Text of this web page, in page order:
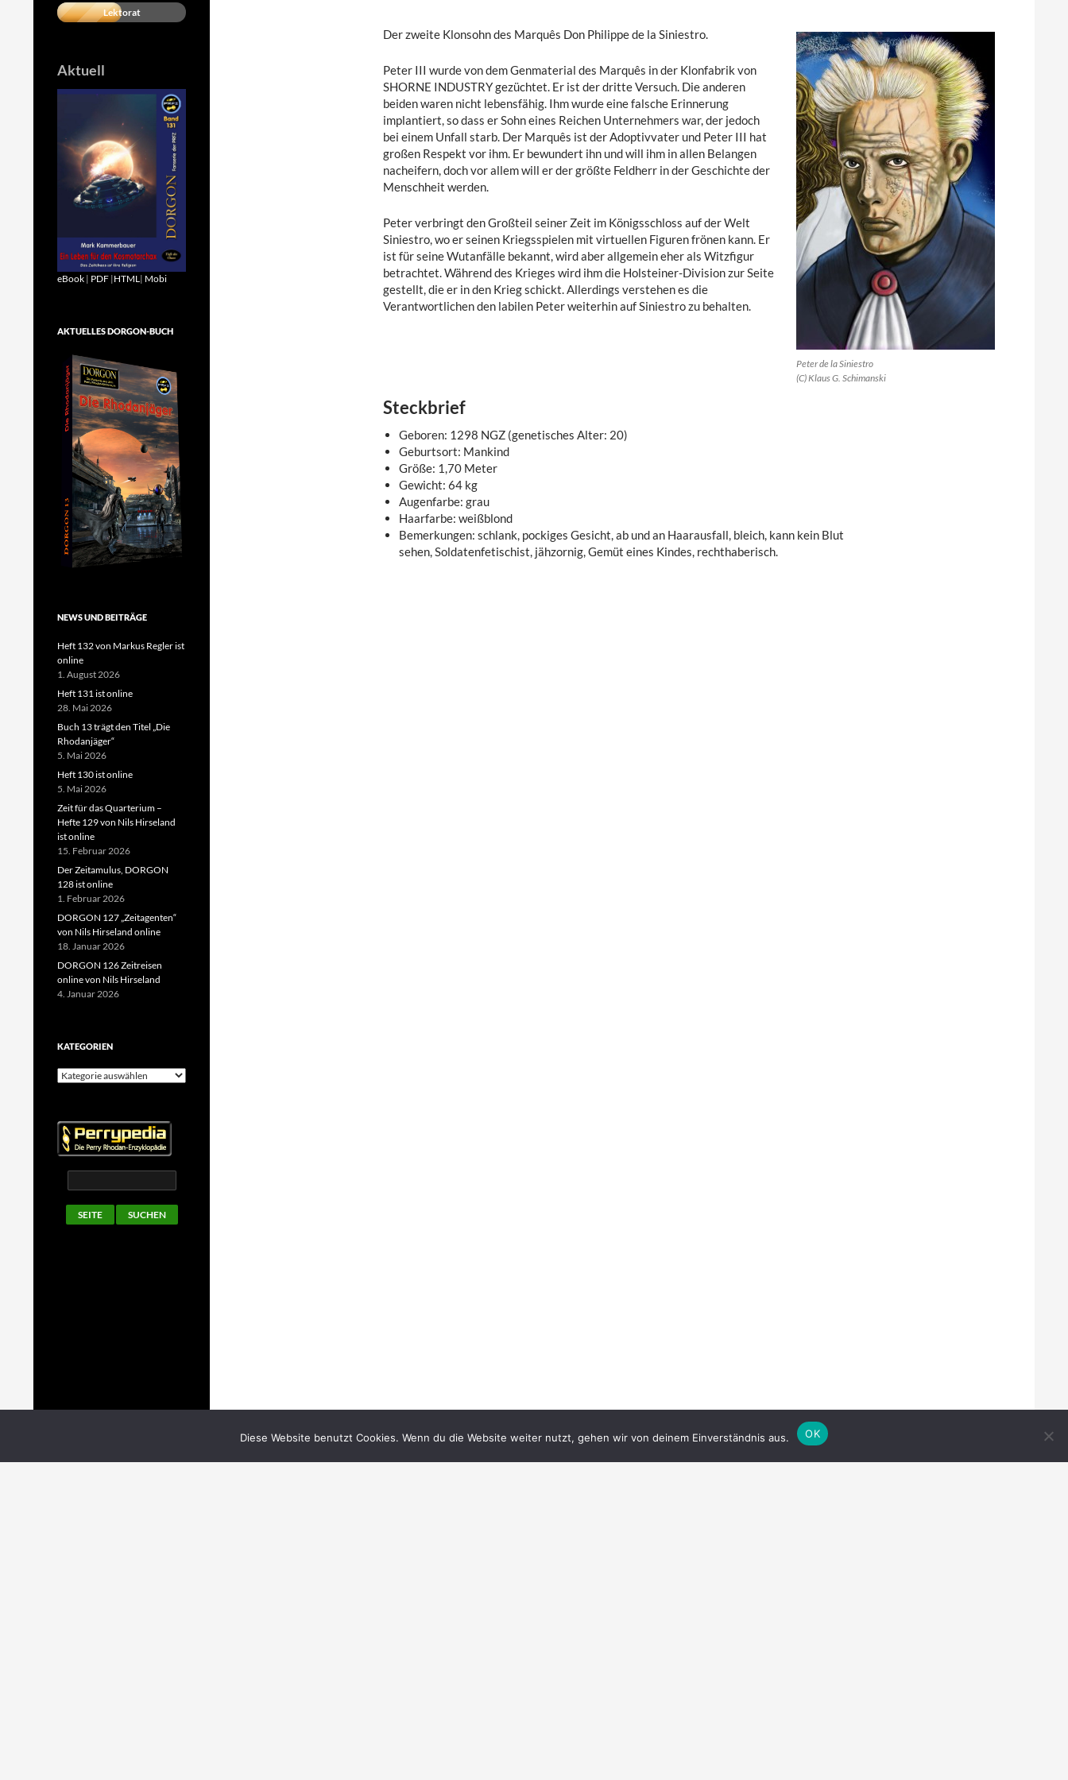
Peter de la Siniestro
(C) Klaus G. Schimanski
Der zweite Klonsohn des Marquês Don Philippe de la Siniestro.
Peter III wurde von dem Genmaterial des Marquês in der Klonfabrik von
SHORNE INDUSTRY gezüchtet. Er ist der dritte Versuch. Die anderen
beiden waren nicht lebensfähig. Ihm wurde eine falsche Erinnerung
implantiert, so dass er Sohn eines Reichen Unternehmers war, der jedoch
bei einem Unfall starb. Der Marquês ist der Adoptivvater und Peter III hat
großen Respekt vor ihm. Er bewundert ihn und will ihm in allen Belangen
nacheifern, doch vor allem will er der größte Feldherr in der Geschichte der
Menschheit werden.
Peter verbringt den Großteil seiner Zeit im Königsschloss auf der Welt
Siniestro, wo er seinen Kriegsspielen mit virtuellen Figuren frönen kann. Er
ist für seine Wutanfälle bekannt, wird aber allgemein eher als Witzfigur
betrachtet. Während des Krieges wird ihm die Holsteiner-Division zur Seite
gestellt, die er in den Krieg schickt. Allerdings verstehen es die
Verantwortlichen den labilen Peter weiterhin auf Siniestro zu behalten.
Steckbrief
Geboren: 1298 NGZ (genetisches Alter: 20)
Geburtsort: Mankind
Größe: 1,70 Meter
Gewicht: 64 kg
Augenfarbe: grau
Haarfarbe: weißblond
Bemerkungen: schlank, pockiges Gesicht, ab und an Haarausfall, bleich, kann kein Blut
sehen, Soldatenfetischist, jähzornig, Gemüt eines Kindes, rechthaberisch.
Lektorat
Aktuell
eBook | PDF |HTML | Mobi
AKTUELLES DORGON-BUCH
NEWS UND BEITRÄGE
Heft 132 von Markus Regler ist
online
1. August 2026
Heft 131 ist online
28. Mai 2026
Buch 13 trägt den Titel „Die
Rhodanjäger“
5. Mai 2026
Heft 130 ist online
5. Mai 2026
Zeit für das Quarterium –
Hefte 129 von Nils Hirseland
ist online
15. Februar 2026
Der Zeitamulus, DORGON
128 ist online
1. Februar 2026
DORGON 127 „Zeitagenten“
von Nils Hirseland online
18. Januar 2026
DORGON 126 Zeitreisen
online von Nils Hirseland
4. Januar 2026
KATEGORIEN
Kategorien
Diese Website benutzt Cookies. Wenn du die Website weiter nutzt, gehen wir von deinem Einverständnis aus. OK